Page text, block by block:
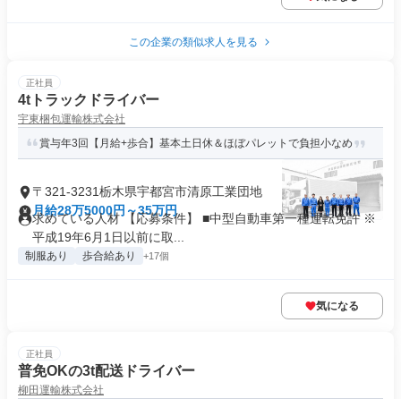
この企業の類似求人を見る
正社員
4tトラックドライバー
宇東梱包運輸株式会社
賞与年3回【月給+歩合】基本土日休＆ほぼパレットで負担小なめ
〒321-3231栃木県宇都宮市清原工業団地
月給28万5000円～35万円
求めている人材 【応募条件】 ■中型自動車第一種運転免許 ※
平成19年6月1日以前に取...
制服あり 歩合給あり +17個
気になる
正社員
普免OKの3t配送ドライバー
柳田運輸株式会社